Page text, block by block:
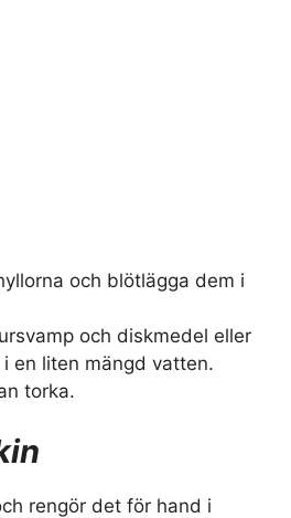
och blötlägga dem i
och diskmedel eller
en liten mängd vatten.
torka.
rengör det för hand i